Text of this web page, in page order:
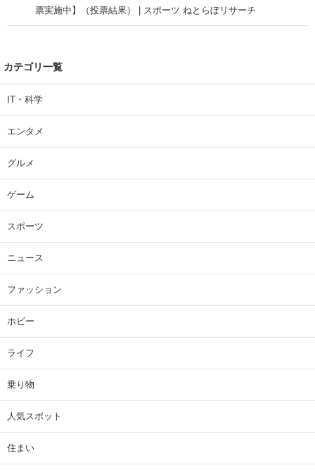
票実施中】（投票結果） | スポーツ ねとらぼリサーチ
カテゴリ一覧
IT・科学
エンタメ
グルメ
ゲーム
スポーツ
ニュース
ファッション
ホビー
ライフ
乗り物
人気スポット
住まい